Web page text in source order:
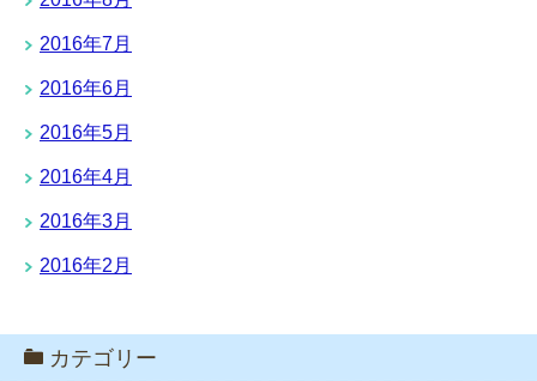
2016年7月
2016年6月
2016年5月
2016年4月
2016年3月
2016年2月
カテゴリー